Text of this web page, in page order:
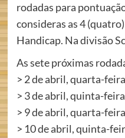
rodadas para
consideras as 4
Handicap. Na divisão
As sete próximas
> 2 de abril, quarta-feira
> 3 de abril, quinta-feira
> 9 de abril, quarta-
> 10 de abril, quinta-